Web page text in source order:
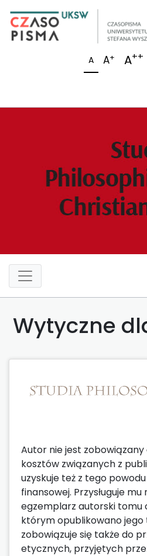
A A+ A++
Wytyczne
Autor nie jest
kosztów związanych z
uzyskuje też z tego
finansowej. Przysługuje
egzemplarz autorski tomu
którym opublikowano jego
zobowiązuje się także do
etycznych, przyjętych